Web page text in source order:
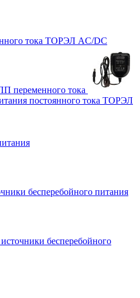
тока ТОРЭЛ AC/DC
переменного тока
постоянного тока ТОРЭЛ
бесперебойного питания
бесперебойного